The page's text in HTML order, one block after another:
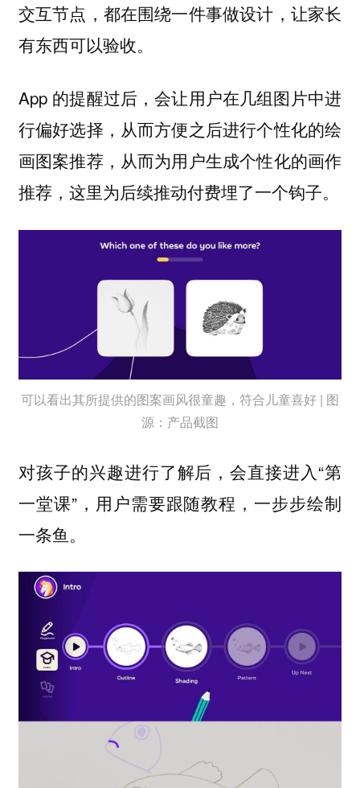
交互节点，都在围绕一件事做设计，让家长
有东西可以验收。
App 的提醒过后，会让用户在几组图片中进
行偏好选择，从而方便之后进行个性化的绘
画图案推荐，从而为用户生成个性化的画作
推荐，这里为后续推动付费埋了一个钩子。
可以看出其所提供的图案画风很童趣，符合儿童喜好 | 图
源：产品截图
对孩子的兴趣进行了解后，会直接进入“第
一堂课”，用户需要跟随教程，一步步绘制
一条鱼。